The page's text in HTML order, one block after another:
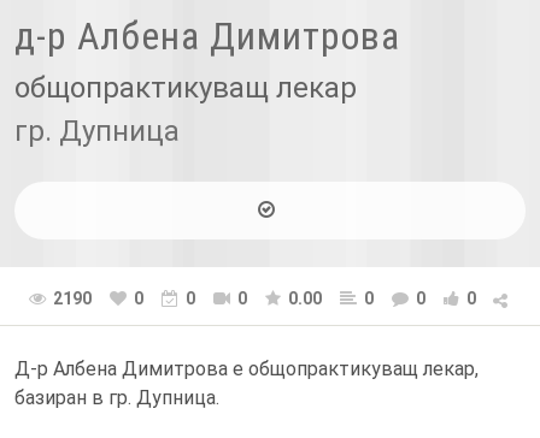
д-р Албена Димитрова
общопрактикуващ лекар
гр. Дупница
2190 0 0 0 0.00 0 0 0
Д-р Албена Димитрова е общопрактикуващ лекар,
базиран в гр. Дупница.